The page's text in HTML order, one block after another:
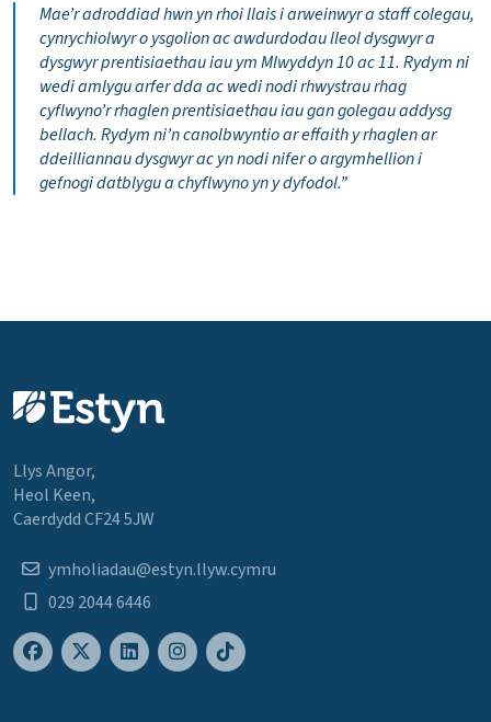
Mae’r adroddiad hwn yn rhoi llais i arweinwyr a staff colegau,
cynrychiolwyr o ysgolion ac awdurdodau lleol dysgwyr a
dysgwyr prentisiaethau iau ym Mlwyddyn 10 ac 11. Rydym ni
wedi amlygu arfer dda ac wedi nodi rhwystrau rhag
cyflwyno’r rhaglen prentisiaethau iau gan golegau addysg
bellach. Rydym ni’n canolbwyntio ar effaith y rhaglen ar
ddeilliannau dysgwyr ac yn nodi nifer o argymhellion i
gefnogi datblygu a chyflwyno yn y dyfodol.”
Llys Angor,
Heol Keen,
Caerdydd CF24 5JW
ymholiadau@estyn.llyw.cymru
029 2044 6446